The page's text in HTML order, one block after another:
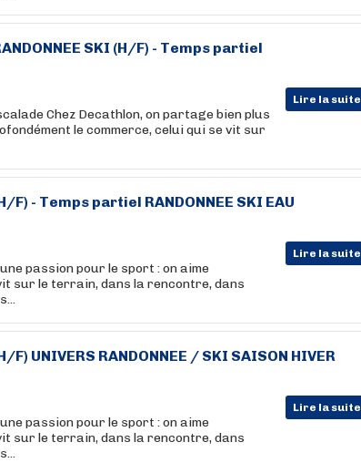
SKI (H/F) - Temps partiel
Lire la suite
Chez Decathlon, on partage bien plus
le commerce, celui qui se vit sur
F) - Temps partiel RANDONNEE SKI EAU
Lire la suite
passion pour le sport : on aime
sur le terrain, dans la rencontre, dans
F) UNIVERS RANDONNEE / SKI SAISON HIVER
Lire la suite
passion pour le sport : on aime
sur le terrain, dans la rencontre, dans